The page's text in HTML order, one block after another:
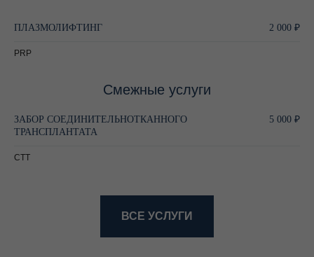
ПЛАЗМОЛИФТИНГ 2 000 ₽
PRP
Смежные услуги
ЗАБОР СОЕДИНИТЕЛЬНОТКАННОГО
ТРАНСПЛАНТАТА
5 000 ₽
СТТ
ВСЕ УСЛУГИ